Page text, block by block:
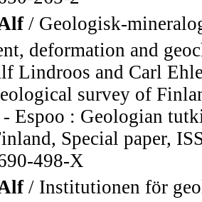
/ Geologisk-
deformation and
Lindroos and Carl
survey of
Espoo : Geologian
Special paper,
498-X
/ Institutionen för